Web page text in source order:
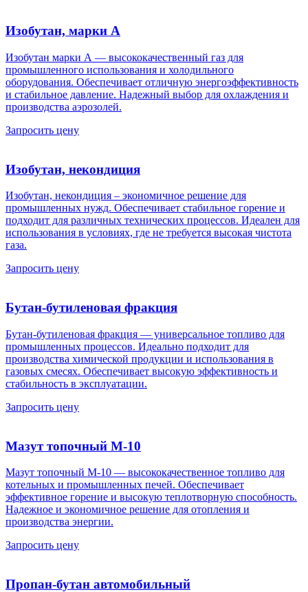
Изобутан, марки А
Изобутан марки А — высококачественный газ для
промышленного использования и холодильного
оборудования. Обеспечивает отличную энергоэффективность
и стабильное давление. Надежный выбор для охлаждения и
производства аэрозолей.
Запросить цену
Изобутан, некондиция
Изобутан, некондиция – экономичное решение для
промышленных нужд. Обеспечивает стабильное горение и
подходит для различных технических процессов. Идеален для
использования в условиях, где не требуется высокая чистота
газа.
Запросить цену
Бутан-бутиленовая фракция
Бутан-бутиленовая фракция — универсальное топливо для
промышленных процессов. Идеально подходит для
производства химической продукции и использования в
газовых смесях. Обеспечивает высокую эффективность и
стабильность в эксплуатации.
Запросить цену
Мазут топочный М-10
Мазут топочный М-10 — высококачественное топливо для
котельных и промышленных печей. Обеспечивает
эффективное горение и высокую теплотворную способность.
Надежное и экономичное решение для отопления и
производства энергии.
Запросить цену
Пропан-бутан автомобильный